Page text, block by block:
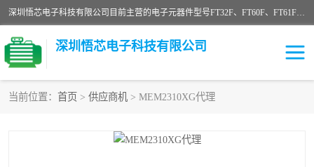
深圳悟芯电子科技有限公司目前主营的电子元器件型号FT32F、FT60F、FT61F、FT62F、FT64F、FT61FC、MCU EEPROM MOS LDO 稳压管 触摸IC DC-DC AC-DC 协议IC等，广泛应用于LED射灯、LED日光灯、等诸多领域。
深圳悟芯电子科技有限公司
当前位置： 首页 > 供应商机 > MEM2310XG代理